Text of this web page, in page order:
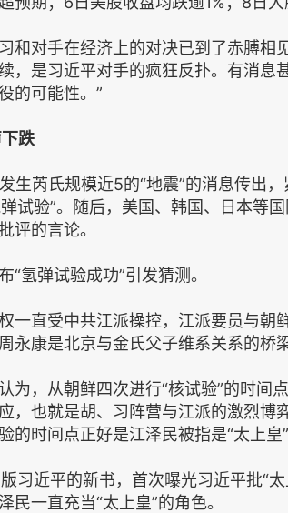
和对手在经济上的对决已到了赤膊相
，是习近平对手的疯狂反扑。有消息
的可能性。”
跌
生芮氏规模近5的“地震”的消息传出
试验”。随后，美国、韩国、日本等
评的言论。
“氢弹试验成功”引发猜测。
一直受中共江派操控，江派要员与朝
永康是北京与金氏父子维系关系的桥梁
为，从朝鲜四次进行“核试验”的时间
，也就是胡、习阵营与江派的激烈博
的时间点正好是江泽民被指是“太上皇
习近平的新书，首次曝光习近平批“太
民一直充当“太上皇”的角色。